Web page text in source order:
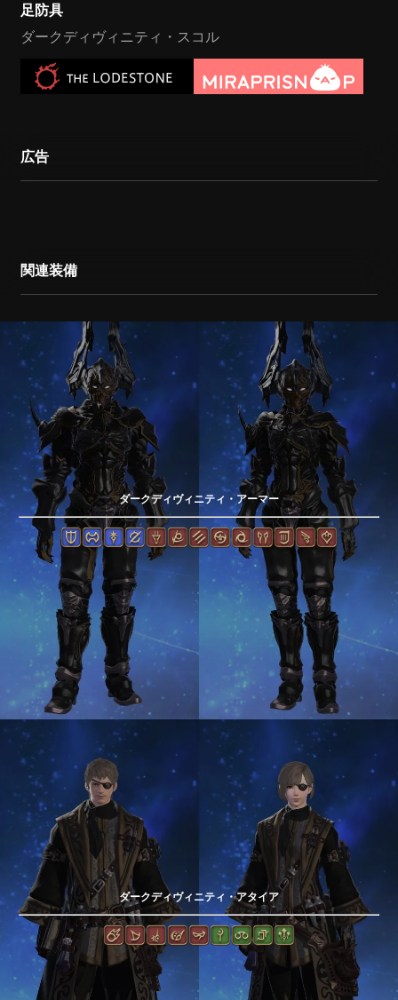
足防具
ダークディヴィニティ・スコル
広告
関連装備
ダークディヴィニティ・アーマー
ダークディヴィニティ・アタイア